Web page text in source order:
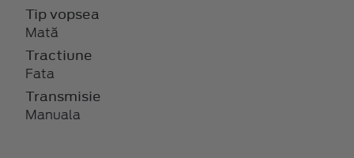
Tip vopsea
Mată
Tractiune
Fata
Transmisie
Manuala